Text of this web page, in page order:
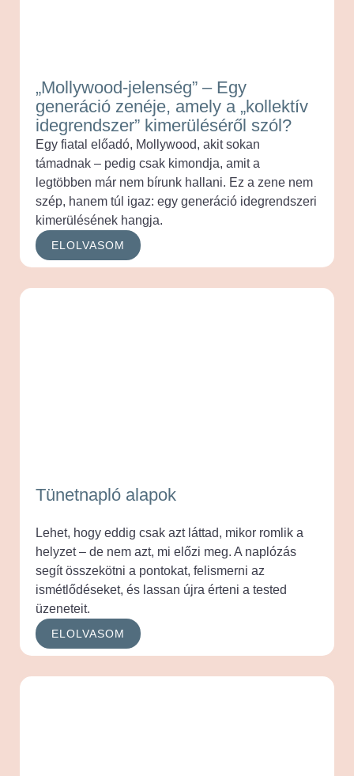
„Mollywood-jelenség” – Egy
generáció zenéje, amely a „kollektív
idegrendszer” kimerüléséről szól?
Egy fiatal előadó, Mollywood, akit sokan
támadnak – pedig csak kimondja, amit a
legtöbben már nem bírunk hallani. Ez a zene nem
szép, hanem túl igaz: egy generáció idegrendszeri
kimerülésének hangja.
ELOLVASOM
Tünetnapló alapok
Lehet, hogy eddig csak azt láttad, mikor romlik a
helyzet – de nem azt, mi előzi meg. A naplózás
segít összekötni a pontokat, felismerni az
ismétlődéseket, és lassan újra érteni a tested
üzeneteit.
ELOLVASOM